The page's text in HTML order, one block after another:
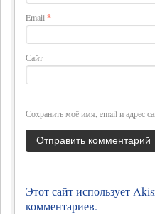
Email *
Сайт
Сохранить моё имя, email и адрес
Этот сайт использует
комментариев.